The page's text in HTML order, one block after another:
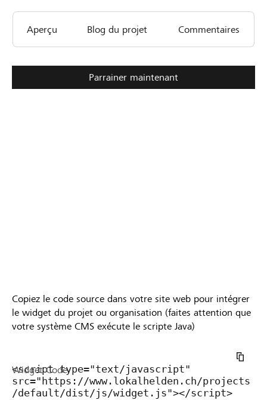
CHF 3’000
Montant minimum
CHF 8’000
Aperçu Blog du projet Commentaires
Parrainer maintenant
Copiez le code source dans votre site web pour intégrer
le widget du projet ou organisation (faites attention que
votre système CMS exécute le scripte Java)
Widget Code